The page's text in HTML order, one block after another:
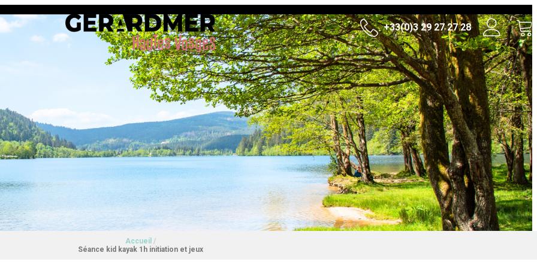
+33(0)3 29 27 27 28
Accueil /
Séance kid kayak 1h initiation et jeux